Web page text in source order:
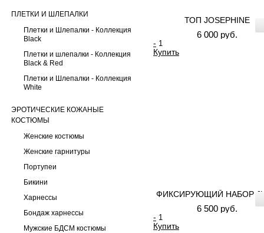
ПЛЕТКИ И ШЛЕПАЛКИ
Плетки и Шлепалки - Коллекция
Black
Плетки и шлепалки - Коллекция
Black & Red
Плетки и Шлепалки - Коллекция
White
ЭРОТИЧЕСКИЕ КОЖАНЫЕ
КОСТЮМЫ
Женские костюмы
Женские гарнитуры
Портупеи
Бикини
Харнессы
Бондаж харнессы
Мужские БДСМ костюмы
ТОП JOSEPHINE
6 000 руб.
-
Купить
ФИКСИРУЮЩИЙ НАБОР
6 500 руб.
-
Купить